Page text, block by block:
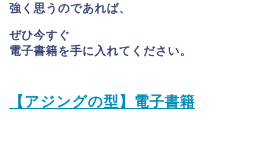
強く思うのであれば、
ぜひ今すぐ
電子書籍を手に入れてください。
【アジングの型】電子書籍